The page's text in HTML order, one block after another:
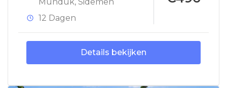
Munduk, Sidemen
12 Dagen
Details bekijken